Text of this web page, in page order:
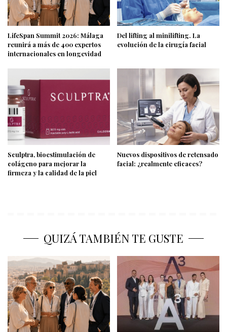
LifeSpan Summit 2026: Málaga
reunirá a más de 400 expertos
internacionales en longevidad
Del lifting al minilifting. La
evolución de la cirugía facial
Sculptra, bioestimulación de
colágeno para mejorar la
firmeza y la calidad de la piel
Nuevos dispositivos de retensado
facial: ¿realmente eficaces?
QUIZÁ TAMBIÉN TE GUSTE